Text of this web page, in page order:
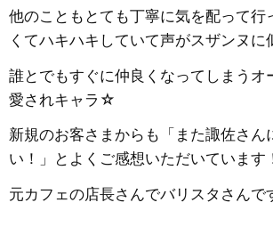
他のこともとても丁寧に気を配って行
くてハキハキしていて声がスザンヌに
誰とでもすぐに仲良くなってしまうオ
愛されキャラ☆
新規のお客さまからも「また諏佐さん
い！」とよくご感想いただいています
元カフェの店長さんでバリスタさん